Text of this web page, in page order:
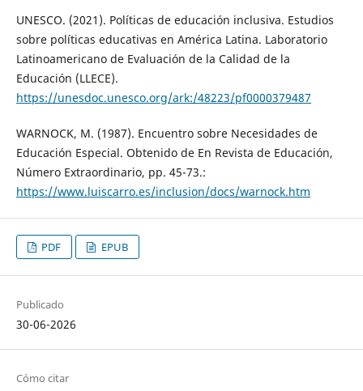
UNESCO. (2021). Políticas de educación inclusiva. Estudios
sobre políticas educativas en América Latina. Laboratorio
Latinoamericano de Evaluación de la Calidad de la
Educación (LLECE).
https://unesdoc.unesco.org/ark:/48223/pf0000379487
WARNOCK, M. (1987). Encuentro sobre Necesidades de
Educación Especial. Obtenido de En Revista de Educación,
Número Extraordinario, pp. 45-73.:
https://www.luiscarro.es/inclusion/docs/warnock.htm
PDF EPUB
Publicado
30-06-2026
Cómo citar